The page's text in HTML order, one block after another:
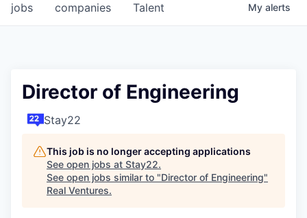
jobs companies Talent My alerts
Director of Engineering
Stay22
This job is no longer accepting applications
See open jobs at Stay22.
See open jobs similar to "Director of Engineering"
Real Ventures.